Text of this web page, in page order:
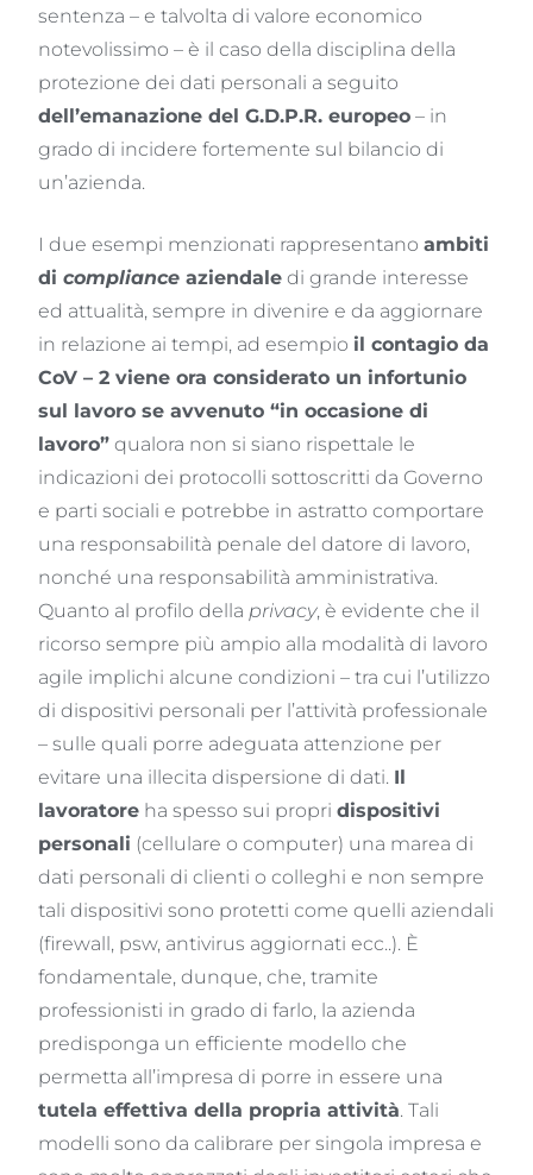
sentenza – e talvolta di valore economico
notevolissimo – è il caso della disciplina della
protezione dei dati personali a seguito
dell’emanazione del G.D.P.R. europeo – in
grado di incidere fortemente sul bilancio di
un’azienda.
I due esempi menzionati rappresentanoambiti
dicompliance aziendale di grande interesse
ed attualità, sempre in divenire e da aggiornare
in relazione ai tempi, ad esempio il contagio da
CoV – 2 viene ora considerato un infortunio
sul lavoro se avvenuto “in occasione di
lavoro” qualora non si siano rispettale le
indicazioni dei protocolli sottoscritti da Governo
e parti sociali e potrebbe in astratto comportare
una responsabilità penale del datore di lavoro,
nonché una responsabilità amministrativa.
Quanto al profilo della privacy, è evidente che il
ricorso sempre più ampio alla modalità di lavoro
agile implichi alcune condizioni – tra cui l’utilizzo
di dispositivi personali per l’attività professionale
– sulle quali porre adeguata attenzione per
evitare una illecita dispersione di dati. Il
lavoratore ha spesso sui propridispositivi
personali (cellulare o computer) una marea di
dati personali di clienti o colleghi e non sempre
tali dispositivi sono protetti come quelli aziendali
(firewall, psw, antivirus aggiornati ecc..). È
fondamentale, dunque, che, tramite
professionisti in grado di farlo, la azienda
predisponga un efficiente modello che
permetta all’impresa di porre in essere una
tutela effettiva della propria attività. Tali
modelli sono da calibrare per singola impresa e